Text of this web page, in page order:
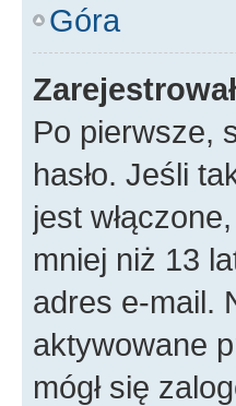
Góra
Po pierwsze,
hasło. Jeśli
jest
mniej niż 13
adres e-mail.
aktywowane
mógł się